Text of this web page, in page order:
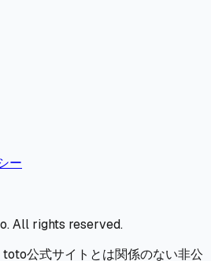
ー
. All rights reserved.
公式サイトとは関係のない非公